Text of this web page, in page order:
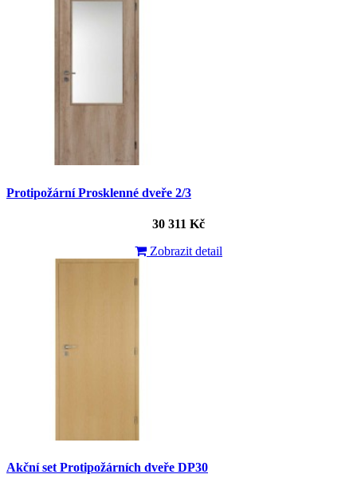
Protipožární Prosklenné dveře 2/3
30 311 Kč
Zobrazit detail
Akční set Protipožárních dveře DP30